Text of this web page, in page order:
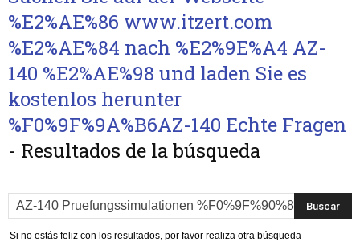
%E2%AE%86 www.itzert.com
%E2%AE%84 nach %E2%9E%A4 AZ-
140 %E2%AE%98 und laden Sie es
kostenlos herunter
%F0%9F%9A%B6AZ-140 Echte Fragen
- Resultados de la búsqueda
Si no estás feliz con los resultados, por favor realiza otra búsqueda